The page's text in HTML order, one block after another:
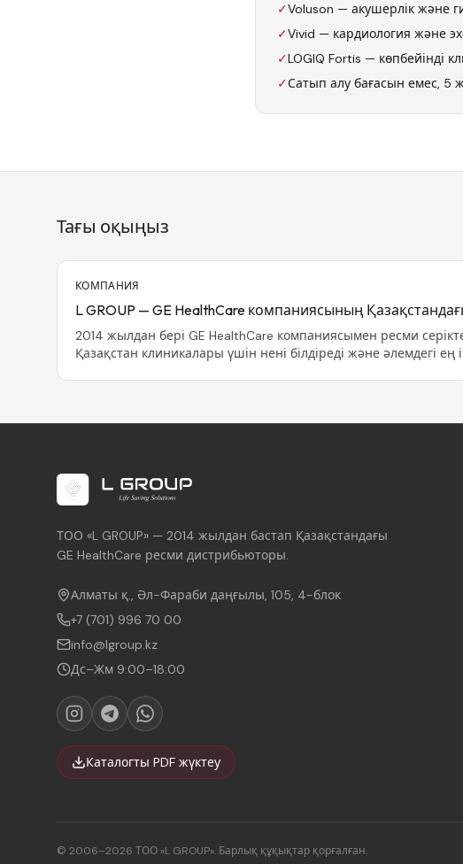
✓Voluson — акушерлік және
✓Vivid — кардиология және
✓LOGIQ Fortis — көпбейінді
✓Сатып алу бағасын емес, 5
Тағы оқыңыз
КОМПАНИЯ
L GROUP — GE HealthCare компаниясының
2014 жылдан бері GE HealthCare компаниясымен ресми
Қазақстан клиникалары үшін нені білдіреді және әлемдегі ең
ТОО «L GROUP» — 2014 жылдан бастап Қазақстандағы
GE HealthCare ресми дистрибьюторы.
Алматы қ., Әл-Фараби даңғылы, 105, 4-блок
+7 (701) 996 70 00
info@lgroup.kz
Дс–Жм 9:00–18:00
Каталогты PDF жүктеу
© 2006–2026 ТОО «L GROUP». Барлық құқықтар қорғалған.